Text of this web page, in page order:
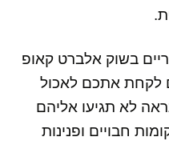
בשוק אלברט קאופ
לקחת אתכם לאכול
לא תגיעו אליהם
חבויים ופנינות